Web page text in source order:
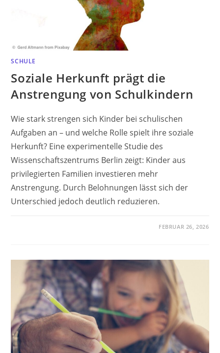
SCHULE
Soziale Herkunft prägt die
Anstrengung von Schulkindern
Wie stark strengen sich Kinder bei schulischen
Aufgaben an – und welche Rolle spielt ihre soziale
Herkunft? Eine experimentelle Studie des
Wissenschaftszentrums Berlin zeigt: Kinder aus
privilegierten Familien investieren mehr
Anstrengung. Durch Belohnungen lässt sich der
Unterschied jedoch deutlich reduzieren.
FEBRUAR 26, 2026